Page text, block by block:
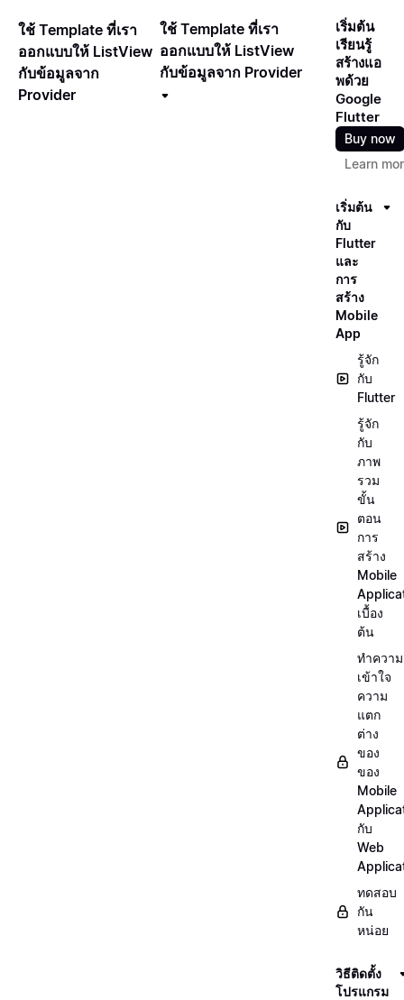
ใช้ Template ที่เรา
ออกแบบให้ ListView
กับข้อมูลจาก
Provider
ใช้ Template ที่เรา
ออกแบบให้ ListView
กับข้อมูลจาก Provider
เริ่มต้น
เรียนรู้
สร้างแอ
พด้วย
Google
Flutter
Buy now
Learn
เริ่มต้น
กับ
Flutter
และ
การ
สร้าง
Mobile
App
รู้จัก
กับ
Flutter
รู้จัก
กับ
ภาพ
รวม
ขั้น
ตอน
การ
สร้าง
Mobile
เบื้อง
ต้น
ทำความ
เข้าใจ
ความ
แตก
ต่าง
ของ
ของ
Mobile
กับ
Web
ทดสอบ
กัน
หน่อย
วิธีติดตั้ง
โปรแกรม